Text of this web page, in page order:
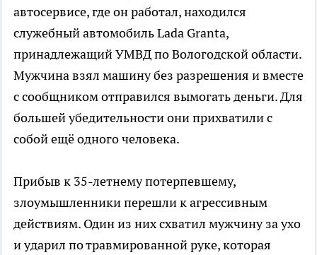
автосервисе, где он работал, находился
служебный автомобиль Lada Granta,
принадлежащий УМВД по Вологодской области.
Мужчина взял машину без разрешения и вместе
с сообщником отправился вымогать деньги. Для
большей убедительности они прихватили с
собой ещё одного человека.
Прибыв к 35-летнему потерпевшему,
злоумышленники перешли к агрессивным
действиям. Один из них схватил мужчину за ухо
и ударил по травмированной руке, которая